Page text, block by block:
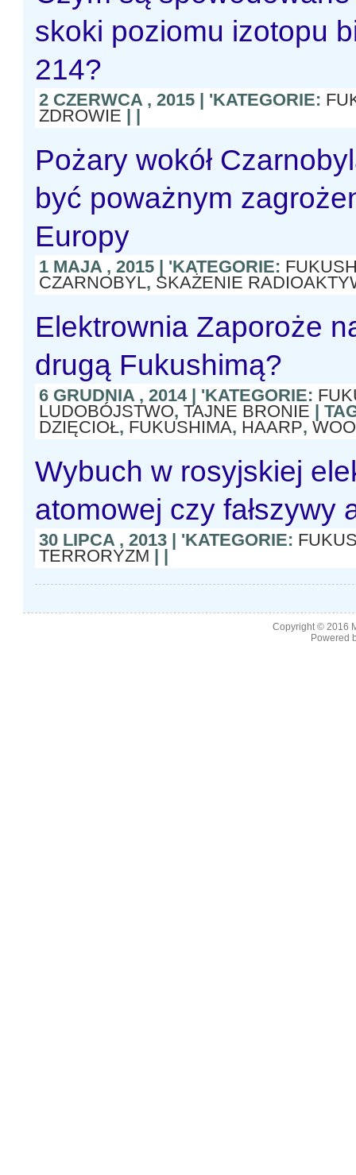
skoki poziomu izotopu
214?
2 CZERWCA , 2015 | 'KATEGORIE:
ZDROWIE | |
Pożary wokół
być poważnym
Europy
1 MAJA , 2015 | 'KATEGORIE:
CZARNOBYL, SKAŻENIE
Elektrownia Zaporoże
drugą Fukushimą?
6 GRUDNIA , 2014 | 'KATEGORIE:
LUDOBÓJSTWO,TAJNE BRONIE |
DZIĘCIOŁ, FUKUSHIMA, HAARP,
Wybuch w rosyjskiej
atomowej czy fałszywy
30 LIPCA , 2013 | 'KATEGORIE:
TERRORYZM | |
Copyright © 2016
Powered